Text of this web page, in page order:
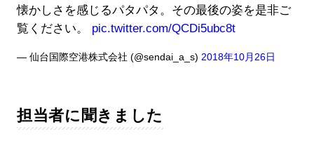
懐かしさを感じるパタパタ。その最後の姿を是非ご
覧ください。 pic.twitter.com/QCDi5ubc8t
— 仙台国際空港株式会社 (@sendai_a_s) 2018年10月26日
担当者に聞きました